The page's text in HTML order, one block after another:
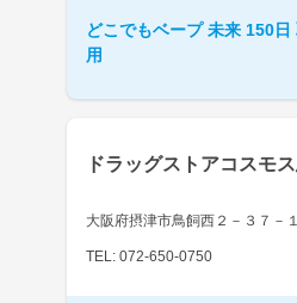
どこでもベープ 未来 150
用
ドラッグストアコスモ
大阪府摂津市鳥飼西２－３７－
TEL: 072-650-0750